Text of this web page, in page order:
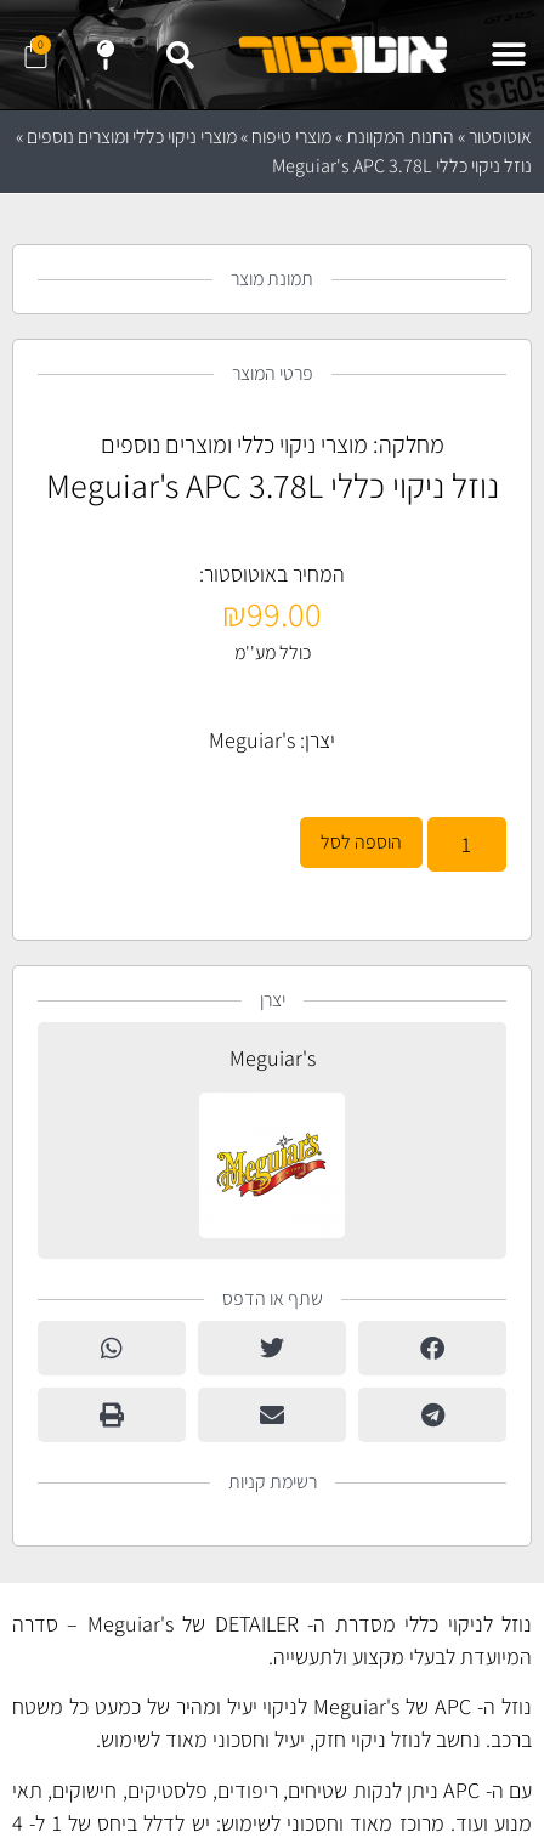
0
אוטוסטור»החנות המקוונת»מוצרי טיפוח»מוצרי ניקוי כללי ומוצרים נוספים»
נוזל ניקוי כללי Meguiar's APC 3.78L
תמונת מוצר
פרטי המוצר
מחלקה: מוצרי ניקוי כללי ומוצרים נוספים
נוזל ניקוי כללי Meguiar's APC 3.78L
המחיר באוטוסטור:
₪99.00
כולל מע''מ
יצרן: Meguiar's
הוספה לסל
יצרן
Meguiar's
שתף או הדפס
רשימת קניות
נוזל לניקוי כללי מסדרת ה- DETAILER של Meguiar's – סדרה
המיועדת לבעלי מקצוע ולתעשייה.
נוזל ה- APC של Meguiar's לניקוי יעיל ומהיר של כמעט כל משטח
ברכב. נחשב לנוזל ניקוי חזק, יעיל וחסכוני מאוד לשימוש.
עם ה- APC ניתן לנקות שטיחים, ריפודים, פלסטיקים, חישוקים, תאי
מנוע ועוד. מרוכז מאוד וחסכוני לשימוש: יש לדלל ביחס של 1 ל- 4